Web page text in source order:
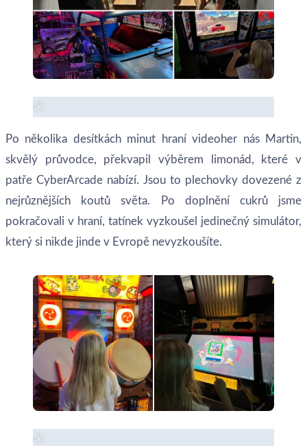
Po několika desítkách minut hraní videoher nás Martin,
skvělý průvodce, překvapil výběrem limonád, které v
patře CyberArcade nabízí. Jsou to plechovky dovezené z
nejrůznějších koutů světa. Po doplnění cukrů jsme
pokračovali v hraní, tatínek vyzkoušel jedinečný simulátor,
který si nikde jinde v Evropě nevyzkoušíte.